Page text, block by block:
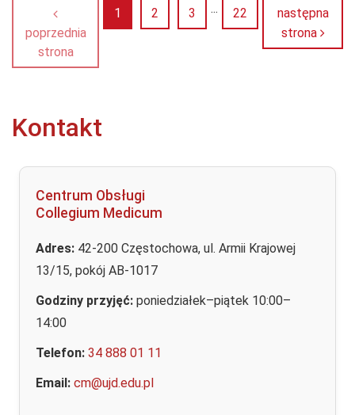
poprzednia
strona
Strona
1 Strona
2 Strona
3 ... Strona
22
następna
strona
Kontakt
Centrum Obsługi
Collegium Medicum
Adres: 42-200 Częstochowa, ul. Armii Krajowej
13/15, pokój AB-1017
Godziny przyjęć: poniedziałek–piątek 10:00–
14:00
Telefon: 34 888 01 11
Email: cm@ujd.edu.pl